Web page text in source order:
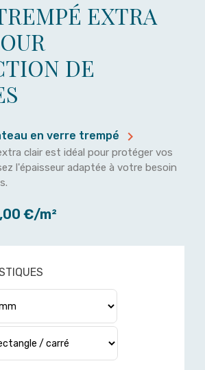
EXTRA
DE
en verre trempé 
clair est idéal pour protéger vos
l'épaisseur adaptée à votre besoin
€/m²